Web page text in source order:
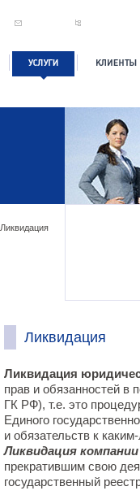
Ликвидация
Ликвидация
Ликвидация
прав и обязанностей в
ГК РФ), т.е. это
Единого
и обязательств к
Ликвидация компании
прекратившим свою
государственный